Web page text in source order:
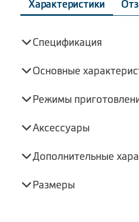
Характеристики
Спецификация
Основные
Режимы
Аксессуары
Дополнительные
Размеры